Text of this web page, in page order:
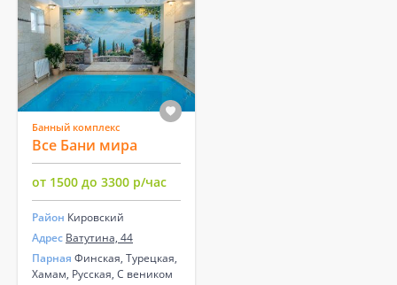
Банный комплекс
Все Бани мира
от 1500 до 3300 р/час
Район Кировский
Адрес Ватутина, 44
Парная Финская, Турецкая,
Хамам, Русская, С веником